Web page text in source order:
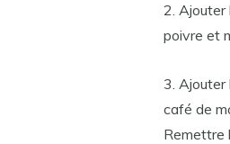
2. Ajouter
poivre et
3. Ajouter
café de
Remettre